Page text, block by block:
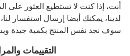
أنت، إذا كنت لا تستطيع العثور على
لدينا، يمكنك أيضا إرسال استفسار
سوف نجد نفس المنتج بكمية جيدة
التقييمات